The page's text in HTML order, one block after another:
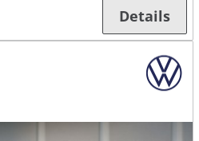
Details